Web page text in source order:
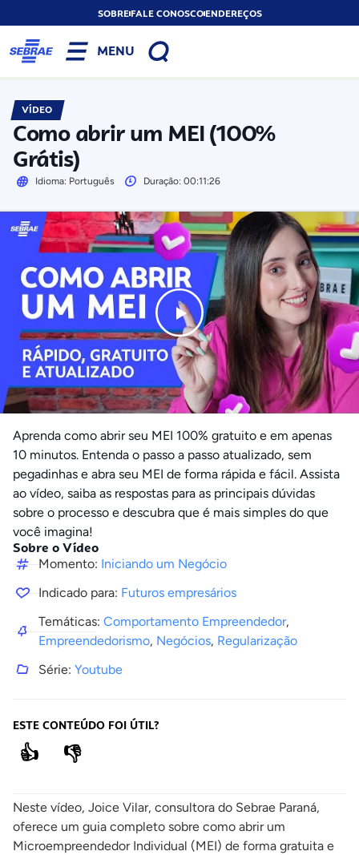
SOBREFALE CONOSCOENDEREÇOS
MENU
VÍDEO
Idioma: Português Duração: 00:11:26
Como abrir um MEI (100%
Grátis)
Aprenda como abrir seu MEI 100% gratuito e em apenas
10 minutos. Entenda o passo a passo atualizado, sem
pegadinhas e abra seu MEI de forma rápida e fácil. Assista
ao vídeo, saiba as respostas para as principais dúvidas
sobre o processo e descubra que é mais simples do que
você imagina!
Sobre o Vídeo
Momento: Iniciando um Negócio
Indicado para: Futuros empresários
Temáticas: Comportamento Empreendedor,
Empreendedorismo, Negócios, Regularização
Série: Youtube
ESTE CONTEÚDO FOI ÚTIL?
👍 👎
Neste vídeo, Joice Vilar, consultora do Sebrae Paraná,
oferece um guia completo sobre como abrir um
Microempreendedor Individual (MEI) de forma gratuita e